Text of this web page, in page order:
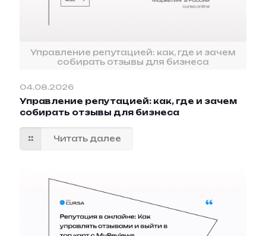
Управление репутацией: как, где и зачем
собирать отзывы для бизнеса
04.08.2026
Управление репутацией: как, где и зачем
собирать отзывы для бизнеса
Читать далее